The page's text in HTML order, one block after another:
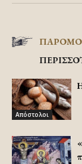
Απόστολοι